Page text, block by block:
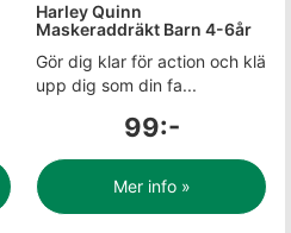
Harley Quinn
Maskeraddräkt Barn 4-6år
Gör dig klar för action och klä
upp dig som din fa...
99:-
Mer info »